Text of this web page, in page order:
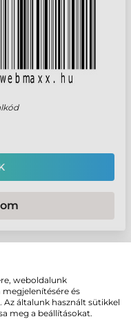
weboldalunk
és
általunk használt sütikkel
meg a beállításokat.